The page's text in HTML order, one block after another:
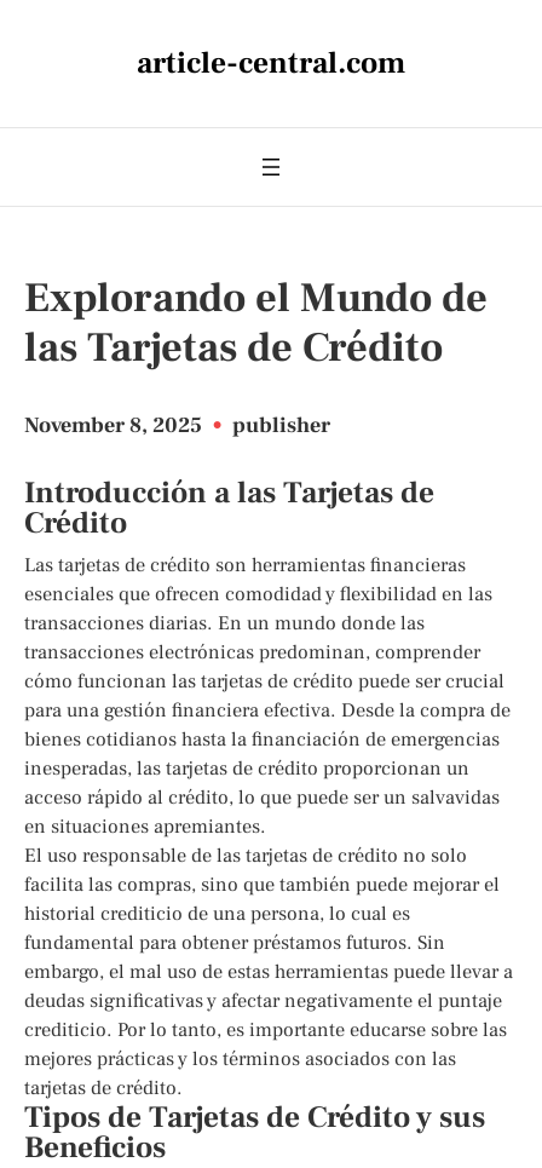
article-central.com
Explorando el Mundo de
las Tarjetas de Crédito
November 8, 2025 • publisher
Introducción a las Tarjetas de
Crédito
Las tarjetas de crédito son herramientas financieras
esenciales que ofrecen comodidad y flexibilidad en las
transacciones diarias. En un mundo donde las
transacciones electrónicas predominan, comprender
cómo funcionan las tarjetas de crédito puede ser crucial
para una gestión financiera efectiva. Desde la compra de
bienes cotidianos hasta la financiación de emergencias
inesperadas, las tarjetas de crédito proporcionan un
acceso rápido al crédito, lo que puede ser un salvavidas
en situaciones apremiantes.
El uso responsable de las tarjetas de crédito no solo
facilita las compras, sino que también puede mejorar el
historial crediticio de una persona, lo cual es
fundamental para obtener préstamos futuros. Sin
embargo, el mal uso de estas herramientas puede llevar a
deudas significativas y afectar negativamente el puntaje
crediticio. Por lo tanto, es importante educarse sobre las
mejores prácticas y los términos asociados con las
tarjetas de crédito.
Tipos de Tarjetas de Crédito y sus
Beneficios